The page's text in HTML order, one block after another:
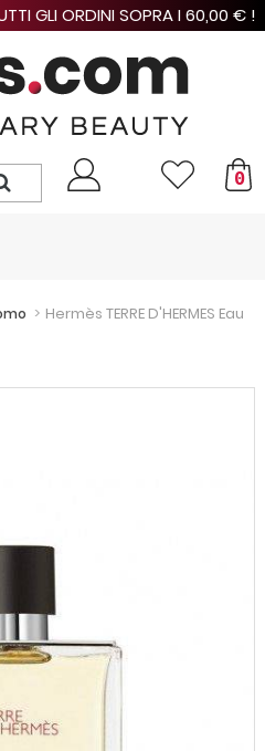
GLI ORDINI SOPRA I 60,00 € !
0
> Hermès TERRE D'HERMES Eau